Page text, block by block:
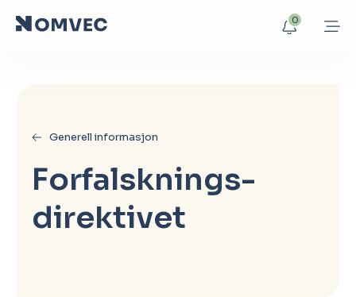
0
Generell informasjon
Forfalsknings­
direktivet